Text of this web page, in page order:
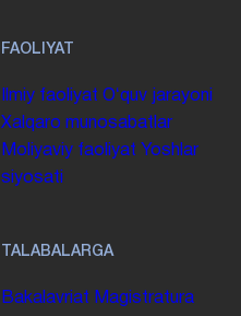
FAOLIYAT
Ilmiy faoliyat Oʻquv jarayoni
Xalqaro munosabatlar
Moliyaviy faoliyat Yoshlar
siyosati
TALABALARGA
Bakalavriat Magistratura